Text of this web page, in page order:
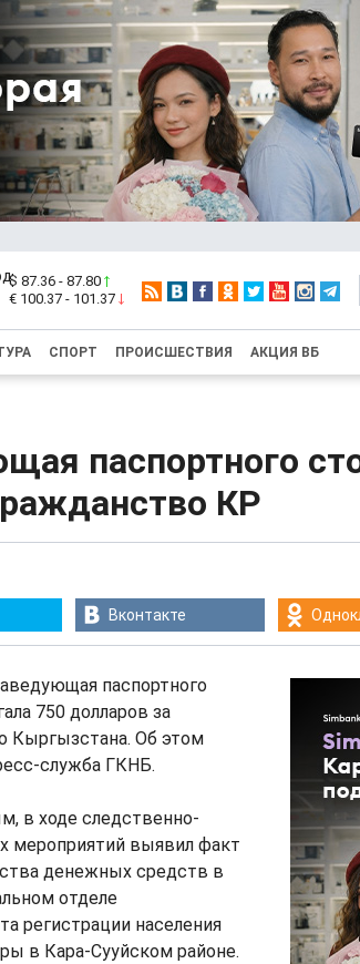
$ 87.36 - 87.80
€ 100.37 - 101.37
СПОРТ ПРОИСШЕСТВИЯ АКЦИЯ ВБ
паспортного
КР
Вконтакте
паспортного
750 долларов за
Кыргызстана. Об этом
служба ГКНБ.
в ходе следственно-
мероприятий выявил факт
денежных средств в
отделе
регистрации населения
в Кара-Сууйском районе.